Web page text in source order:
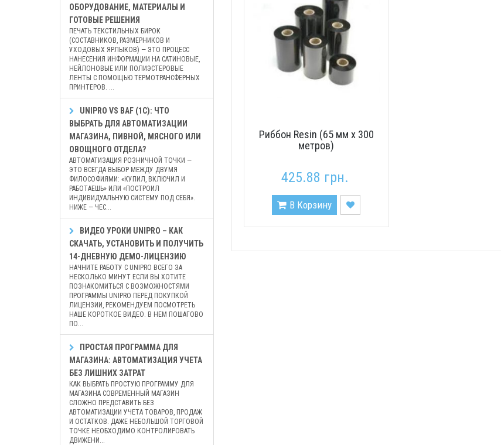
Риббон Resin (65 мм x 300
метров)
425.88 грн.
В Корзину
ОБОРУДОВАНИЕ, МАТЕРИАЛЫ И
ГОТОВЫЕ РЕШЕНИЯ
ПЕЧАТЬ ТЕКСТИЛЬНЫХ БИРОК
(СОСТАВНИКОВ, РАЗМЕРНИКОВ И
УХОДОВЫХ ЯРЛЫКОВ) — ЭТО ПРОЦЕСС
НАНЕСЕНИЯ ИНФОРМАЦИИ НА САТИНОВЫЕ,
НЕЙЛОНОВЫЕ ИЛИ ПОЛИЭСТЕРОВЫЕ
ЛЕНТЫ С ПОМОЩЬЮ ТЕРМОТРАНСФЕРНЫХ
ПРИНТЕРОВ. ...
UNIPRO VS BAF (1С): ЧТО
ВЫБРАТЬ ДЛЯ АВТОМАТИЗАЦИИ
МАГАЗИНА, ПИВНОЙ, МЯСНОГО ИЛИ
ОВОЩНОГО ОТДЕЛА?
АВТОМАТИЗАЦИЯ РОЗНИЧНОЙ ТОЧКИ —
ЭТО ВСЕГДА ВЫБОР МЕЖДУ ДВУМЯ
ФИЛОСОФИЯМИ: «КУПИЛ, ВКЛЮЧИЛ И
РАБОТАЕШЬ» ИЛИ «ПОСТРОИЛ
ИНДИВИДУАЛЬНУЮ СИСТЕМУ ПОД СЕБЯ».
НИЖЕ — ЧЕС...
ВИДЕО УРОКИ UNIPRO – КАК
СКАЧАТЬ, УСТАНОВИТЬ И ПОЛУЧИТЬ
14-ДНЕВНУЮ ДЕМО-ЛИЦЕНЗИЮ
НАЧНИТЕ РАБОТУ С UNIPRO ВСЕГО ЗА
НЕСКОЛЬКО МИНУТ ЕСЛИ ВЫ ХОТИТЕ
ПОЗНАКОМИТЬСЯ С ВОЗМОЖНОСТЯМИ
ПРОГРАММЫ UNIPRO ПЕРЕД ПОКУПКОЙ
ЛИЦЕНЗИИ, РЕКОМЕНДУЕМ ПОСМОТРЕТЬ
НАШЕ КОРОТКОЕ ВИДЕО. В НЕМ ПОШАГОВО
ПО...
ПРОСТАЯ ПРОГРАММА ДЛЯ
МАГАЗИНА: АВТОМАТИЗАЦИЯ УЧЕТА
БЕЗ ЛИШНИХ ЗАТРАТ
КАК ВЫБРАТЬ ПРОСТУЮ ПРОГРАММУ ДЛЯ
МАГАЗИНА СОВРЕМЕННЫЙ МАГАЗИН
СЛОЖНО ПРЕДСТАВИТЬ БЕЗ
АВТОМАТИЗАЦИИ УЧЕТА ТОВАРОВ, ПРОДАЖ
И ОСТАТКОВ. ДАЖЕ НЕБОЛЬШОЙ ТОРГОВОЙ
ТОЧКЕ НЕОБХОДИМО КОНТРОЛИРОВАТЬ
ДВИЖЕНИ...